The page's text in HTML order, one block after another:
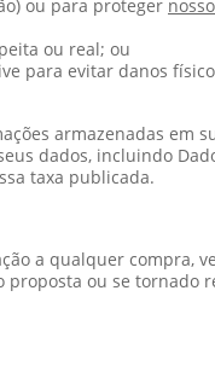
ou para proteger
ou real; ou
para evitar danos
armazenadas em
dados, incluindo
taxa publicada.
a qualquer compra,
ou se tornado